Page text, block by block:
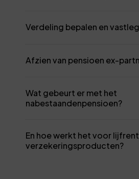
Verdeling bepalen en
Afzien van pensioen ex-
Wat gebeurt er met het
nabestaandenpensioen?
En hoe werkt het voor
verzekeringsproducten?